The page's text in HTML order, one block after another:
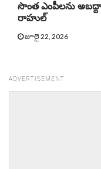
సొంత ఎంపీలను
రాహుల్
జూలై 22, 2026
ADVERTISEMENT